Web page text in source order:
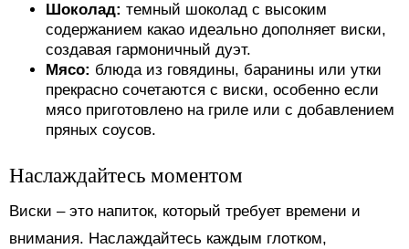
Шоколад: темный шоколад с высоким
содержанием какао идеально дополняет виски,
создавая гармоничный дуэт.
Мясо: блюда из говядины, баранины или утки
прекрасно сочетаются с виски, особенно если
мясо приготовлено на гриле или с добавлением
пряных соусов.
Наслаждайтесь моментом
Виски – это напиток, который требует времени и
внимания. Наслаждайтесь каждым глотком,